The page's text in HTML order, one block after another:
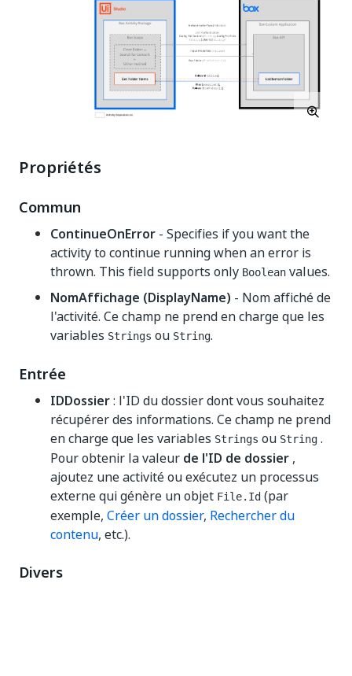
Propriétés
Commun
ContinueOnError - Specifies if you want the
activity to continue running when an error is
thrown. This field supports only Boolean values.
NomAffichage (DisplayName) - Nom affiché de
l'activité. Ce champ ne prend en charge que les
variables Strings ou String.
Entrée
IDDossier: l'ID du dossier dont vous souhaitez
récupérer des informations. Ce champ ne prend
en charge que les variables Strings ou String .
Pour obtenir la valeur de l'ID de dossier ,
ajoutez une activité ou exécutez un processus
externe qui génère un objet File.Id (par
exemple, Créer un dossier, Rechercher du
contenu, etc.).
Divers